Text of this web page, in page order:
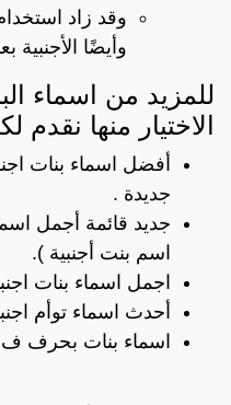
وقد زاد
وأيضًا الأجنبية
للمزيد من اسماء
الاختيار منها نقدم
أفضل اسماء بنات
جديدة .
جديد قائمة أجمل
اسم بنت أجنبية ).
اجمل اسماء بنات
أحدث اسماء توأم
اسماء بنات بحرف ف